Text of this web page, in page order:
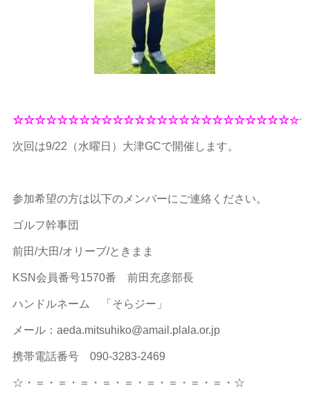
☆☆☆☆☆☆☆☆☆☆☆☆☆☆☆☆☆☆☆☆☆☆☆☆☆
次回は9/22（水曜日）大津GCで開催します。
参加希望の方は以下のメンバーにご連絡ください。
ゴルフ幹事団
前田/大田/オリーブ/ときまま
KSN会員番号1570番 前田充彦部長
ハンドルネーム 「そらジー」
メール：aeda.mitsuhiko@amail.plala.or.jp
携帯電話番号 090-3283-2469
☆・＝・＝・＝・＝・＝・＝・＝・＝・＝・☆